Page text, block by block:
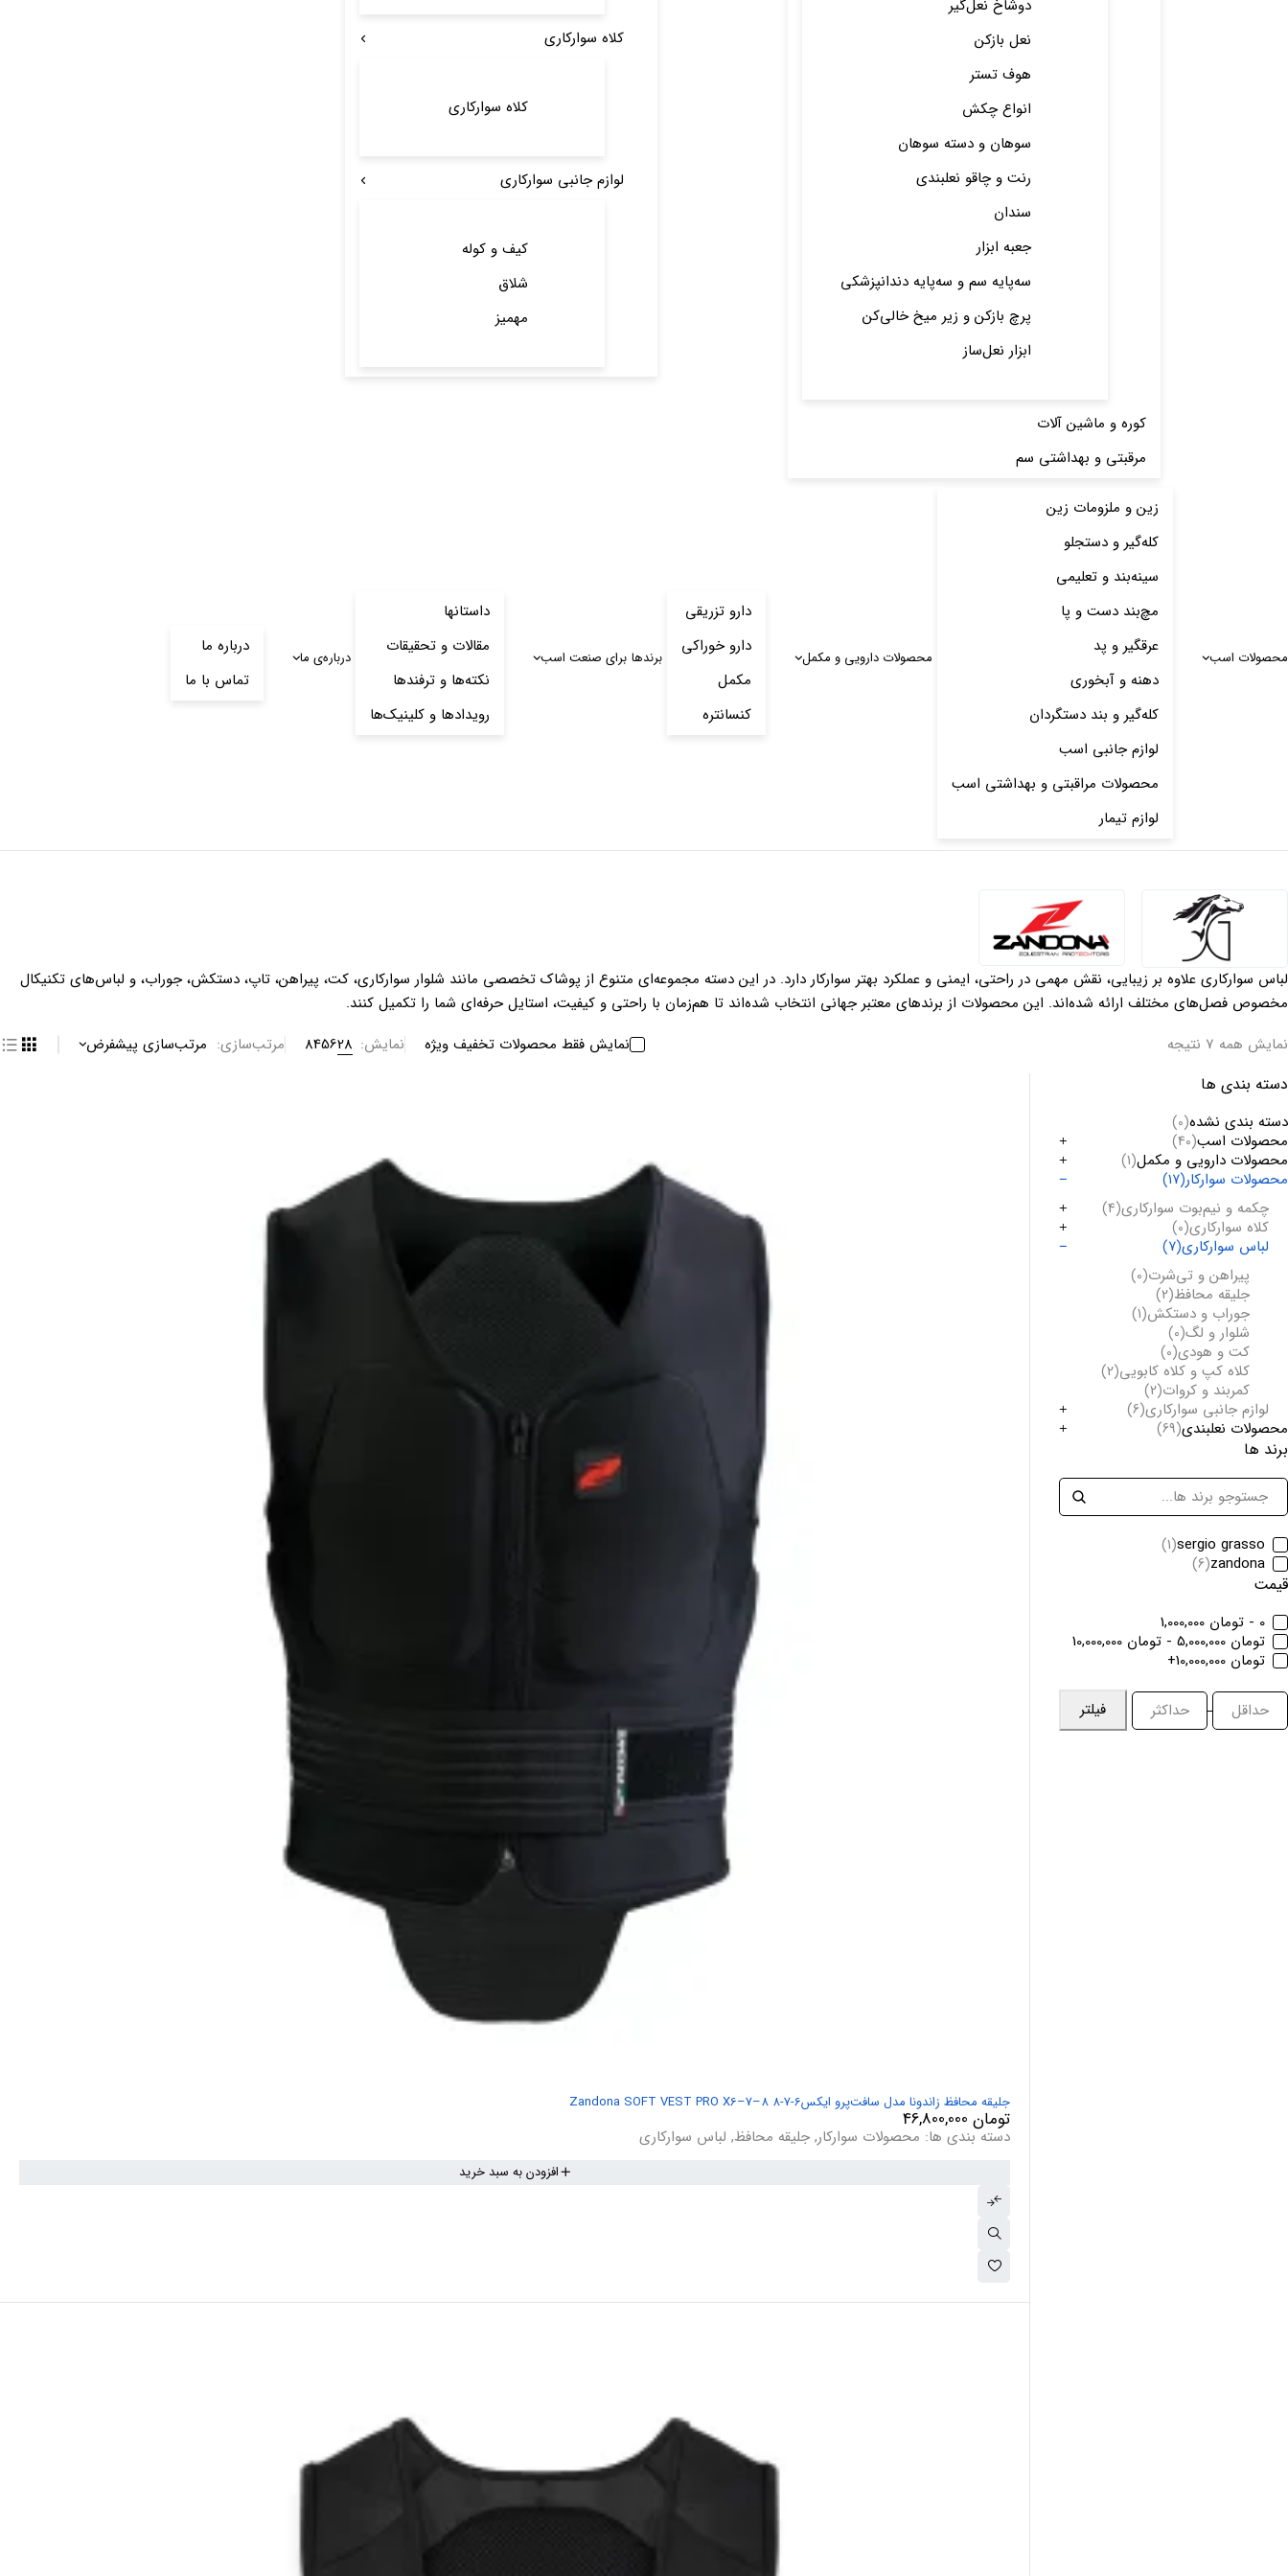
دوشاخ نعل‌گیر
نعل بازکن
هوف تستر
انواع چکش
سوهان و دسته سوهان
رنت و چاقو نعلبندی
سندان
جعبه ابزار
سه‌پایه سم و سه‌پایه دندانپزشکی
پرچ باز‌کن و زیر میخ خالی‌کن
ابزار نعل‌ساز
کوره و ماشین آلات
مرقبتی و بهداشتی سم
کلاه سوارکاری
کلاه سوارکاری
لوازم جانبی سوارکاری
کیف و کوله
شلاق
مهمیز
محصولات اسب
زین و ملزومات زین
کله‌گیر و دستجلو
سینه‌بند و تعلیمی
مچ‌بند دست و پا
عرقگیر و پد
دهنه و آبخوری
کله‌گیر و بند دستگردان
لوازم جانبی اسب
محصولات مراقبتی و بهداشتی اسب
لوازم تیمار
محصولات دارویی و مکمل
دارو تزریقی
دارو خوراکی
مکمل
کنسانتره
برندها برای صنعت اسب
داستانها
مقالات و تحقیقات
نکته‌ها و ترفندها
رویدادها و کلینیک‌ها
درباره‌‌ی ما
درباره ما
تماس با ما
لباس سوارکاری علاوه بر زیبایی، نقش مهمی در راحتی، ایمنی و عملکرد بهتر سوارکار دارد. در این دسته مجموعه‌ای متنوع از پوشاک تخصصی مانند شلوار سوارکاری، کت، پیراهن، تاپ، دستکش، جوراب، و لباس‌های تکنیکال
مخصوص فصل‌های مختلف ارائه شده‌اند. این محصولات از برندهای معتبر جهانی انتخاب شده‌اند تا هم‌زمان با راحتی و کیفیت، استایل حرفه‌ای شما را تکمیل کنند.
دسته بندی ها
دسته بندی نشده(0)
محصولات اسب(40)
محصولات دارویی و مکمل(1)
محصولات سوارکار(17)
چکمه و نیم‌بوت سوارکاری(4)
کلاه سوارکاری(0)
لباس سوارکاری(7)
پیراهن و تی‌شرت(0)
جلیقه محافظ(2)
جوراب و دستکش(1)
شلوار و لگ(0)
کت و هودی(0)
کلاه کپ و کلاه کابویی(2)
کمربند و کروات(2)
لوازم جانبی سوارکاری(6)
محصولات نعلبندی(69)
برند ها
sergio grasso
(1)
zandona
(6)
قیمت
0 - تومان 1,000,000
تومان 5,000,000 - تومان 10,000,000
تومان 10,000,000+
فیلتر
نمایش همه 7 نتیجه نمایش فقط محصولات تخفیف ویژه نمایش: 28
56
84 مرتب‌سازی مرتب‌سازی پیشفرض
جلیقه محافظ زاندونا مدل سافت‌پرو ایکس6-7-8 Zandona SOFT VEST PRO X6–7–8
تومان
دسته بندی ها: محصولات سوارکار, جلیقه محافظ, لباس سوارکاری
افزودن به سبد خرید